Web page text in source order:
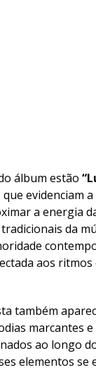
álbum estão
que evidenciam
a energia
da
aos ritmos
também
marcantes
ao longo
elementos se